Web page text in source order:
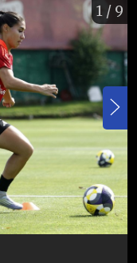
1 / 9